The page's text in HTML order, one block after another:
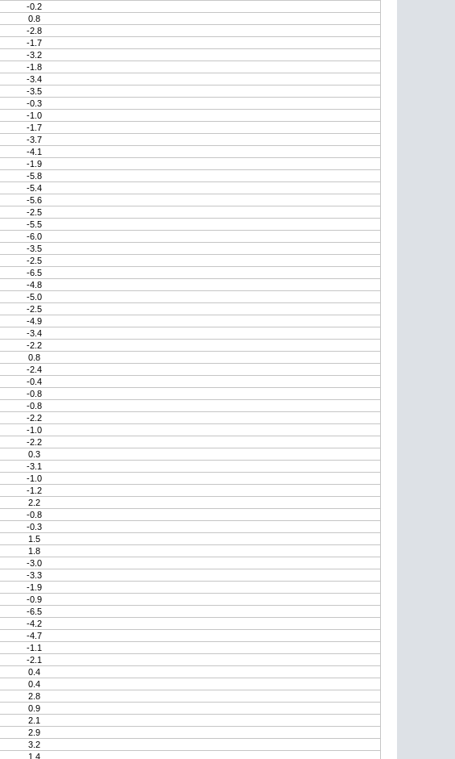
-0.2
0.8
-2.8
-1.7
-3.2
-1.8
-3.4
-3.5
-0.3
-1.0
-1.7
-3.7
-4.1
-1.9
-5.8
-5.4
-5.6
-2.5
-5.5
-6.0
-3.5
-2.5
-6.5
-4.8
-5.0
-2.5
-4.9
-3.4
-2.2
0.8
-2.4
-0.4
-0.8
-0.8
-2.2
-1.0
-2.2
0.3
-3.1
-1.0
-1.2
2.2
-0.8
-0.3
1.5
1.8
-3.0
-3.3
-1.9
-0.9
-6.5
-4.2
-4.7
-1.1
-2.1
0.4
0.4
2.8
0.9
2.1
2.9
3.2
1.4